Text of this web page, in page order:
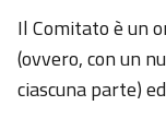
Il Comitato è un
(ovvero, con un
ciascuna parte)